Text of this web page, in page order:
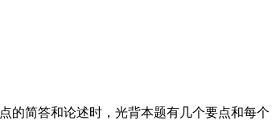
的简答和论述时，光背本题有几个要点和每个